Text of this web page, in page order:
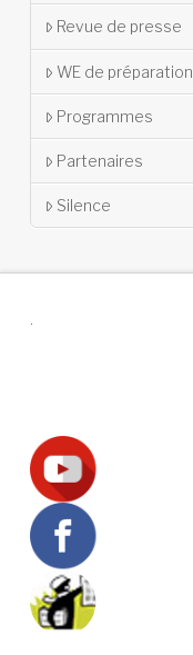
Revue de presse
WE de préparation
Programmes
Partenaires
Silence